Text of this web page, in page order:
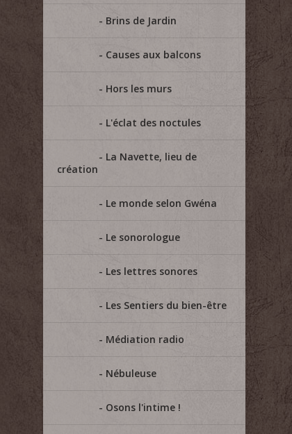
Brins de Jardin
Causes aux balcons
Hors les murs
L'éclat des noctules
La Navette, lieu de
création
Le monde selon Gwéna
Le sonorologue
Les lettres sonores
Les Sentiers du bien-être
Médiation radio
Nébuleuse
Osons l'intime !